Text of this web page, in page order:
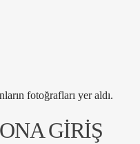
fotoğrafları yer aldı.
GİRİŞ